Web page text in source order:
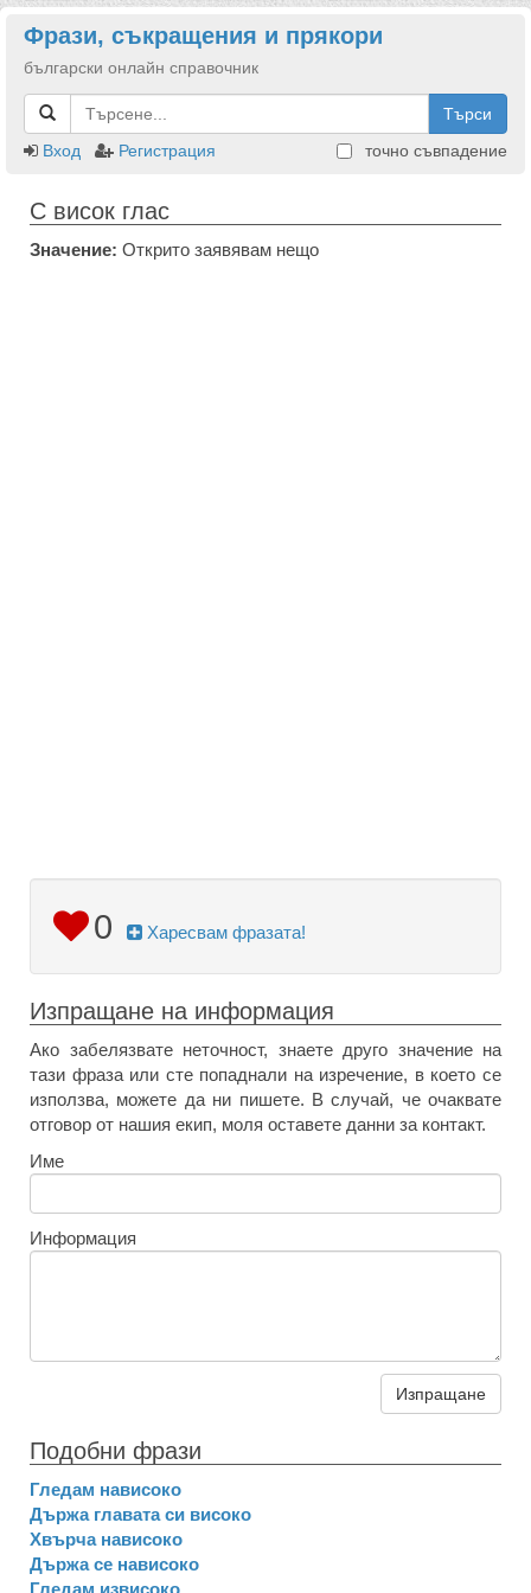
Фрази, съкращения и прякори
български онлайн справочник
Търси
Вход
Регистрация точно съвпадение
С висок глас
Значение: Открито заявявам нещо
0 Харесвам фразата!
Изпращане на информация
Ако забелязвате неточност, знаете друго значение на
тази фраза или сте попаднали на изречение, в което се
използва, можете да ни пишете. В случай, че очаквате
отговор от нашия екип, моля оставете данни за контакт.
Име
Информация
Изпращане
Подобни фрази
Гледам нависоко
Държа главата си високо
Хвърча нависоко
Държа се нависоко
Гледам извисоко